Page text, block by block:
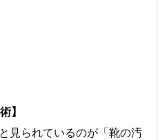
】
見られているのが「靴の汚